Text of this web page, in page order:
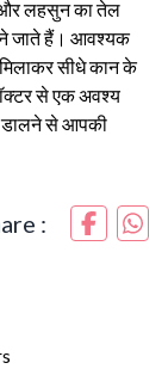
लहसुन का तेल
जाते हैं। आवश्यक
सीधे कान के
से एक अवश्य
डालने से आपकी
: